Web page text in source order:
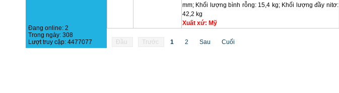
mm; Khối lượng bình rỗng: 15,4 kg; Khối lượng đầy nitơ:
42,2 kg
Xuất xứ: Mỹ
Đầu Trước 1 2 Sau Cuối
Đang online: 2
Trong ngày: 308
Lượt truy cập: 4477077